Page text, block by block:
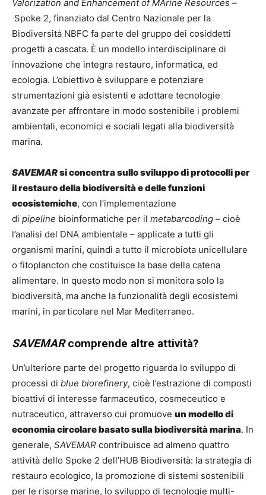
Valorization and Enhancement of MArine Resources –
Spoke 2, finanziato dal Centro Nazionale per la
Biodiversità NBFC fa parte del gruppo dei cosiddetti
progetti a cascata. È un modello interdisciplinare di
innovazione che integra restauro, informatica, ed
ecologia. L’obiettivo è sviluppare e potenziare
strumentazioni già esistenti e adottare tecnologie
avanzate per affrontare in modo sostenibile i problemi
ambientali, economici e sociali legati alla biodiversità
marina.
SAVEMARsi concentra sullo sviluppo di protocolli per
il restauro della biodiversità e delle funzioni
ecosistemiche, con l’implementazione
di pipeline bioinformatiche per il metabarcoding – cioè
l’analisi del DNA ambientale – applicate a tutti gli
organismi marini, quindi a tutto il microbiota unicellulare
o fitoplancton che costituisce la base della catena
alimentare. In questo modo non si monitora solo la
biodiversità, ma anche la funzionalità degli ecosistemi
marini, in particolare nel Mar Mediterraneo.
SAVEMARcomprende altre attività?
Un’ulteriore parte del progetto riguarda lo sviluppo di
processi di blue biorefinery, cioè l’estrazione di composti
bioattivi di interesse farmaceutico, cosmeceutico e
nutraceutico, attraverso cui promuove un modello di
economia circolare basato sulla biodiversità marina. In
generale, SAVEMAR contribuisce ad almeno quattro
attività dello Spoke 2 dell’HUB Biodiversità: la strategia di
restauro ecologico, la promozione di sistemi sostenibili
per le risorse marine, lo sviluppo di tecnologie multi-